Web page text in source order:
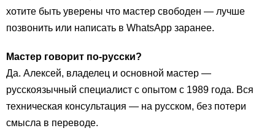
хотите быть уверены что мастер свободен — лучше
позвонить или написать в WhatsApp заранее.
Мастер говорит по-русски?
Да. Алексей, владелец и основной мастер —
русскоязычный специалист с опытом с 1989 года. Вся
техническая консультация — на русском, без потери
смысла в переводе.